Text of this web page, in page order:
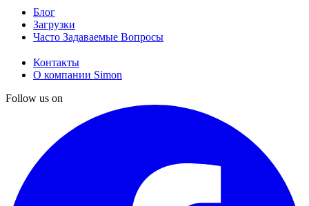
Блог
Загрузки
Часто Задаваемые Вопросы
Контакты
О компании Simon
Follow us on